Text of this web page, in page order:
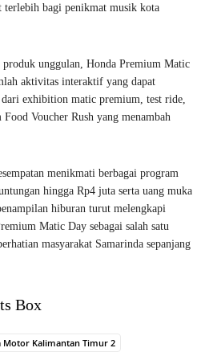
terlebih bagi penikmat musik kota
produk unggulan, Honda Premium Matic
aktivitas interaktif yang dapat
exhibition matic premium, test ride,
Voucher Rush yang menambah
menikmati berbagai program
hingga Rp4 juta serta uang muka
hiburan turut melengkapi
Matic Day sebagai salah satu
masyarakat Samarinda sepanjang
Box
Motor Kalimantan Timur 2